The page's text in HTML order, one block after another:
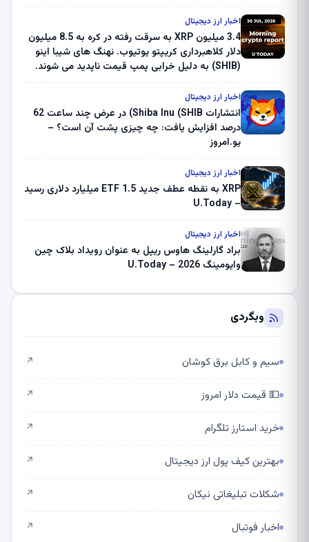
اخبار ارز دیجیتال
3.4 میلیون XRP به سرقت رفته در کره به 8.5 میلیون
دلار کلاهبرداری کریپتو یوتیوب. نهنگ های شیبا اینو
(SHIB) به دلیل خرابی پمپ قیمت ناپدید می شوند.
ثبت کرد – گزارش کریپتو صبح – U.Today
اخبار ارز دیجیتال
انتشارات Shiba Inu (SHIB) در عرض چند ساعت 62
درصد افزایش یافت: چه چیزی پشت آن است؟ –
یو.امروز
اخبار ارز دیجیتال
XRP به نقطه عطف جدید ETF 1.5 میلیارد دلاری رسید
– U.Today
اخبار ارز دیجیتال
براد گارلینگ هاوس ریپل به عنوان رویداد بلاک چین
وایومینگ 2026 – U.Today
وبگردی
سیم و کابل برق کوشان ↗
💵 قیمت دلار امروز ↗
خرید استارز تلگرام ↗
بهترین کیف پول ارز دیجیتال ↗
شکلات تبلیغاتی نیکان ↗
اخبار فوتبال ↗